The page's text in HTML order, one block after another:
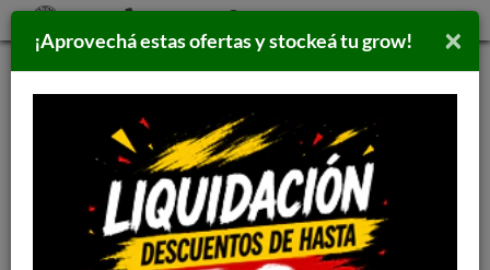
GREEN PLANT STS
×
¡Aprovechá estas ofertas y stockeá tu grow!